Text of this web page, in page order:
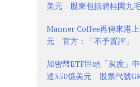
美元 股東包括碧桂園九
Manner Coffee再傳來港
元 官方：「不予置評」
加密幣ETF巨頭「灰度」
達350億美元 股票代號